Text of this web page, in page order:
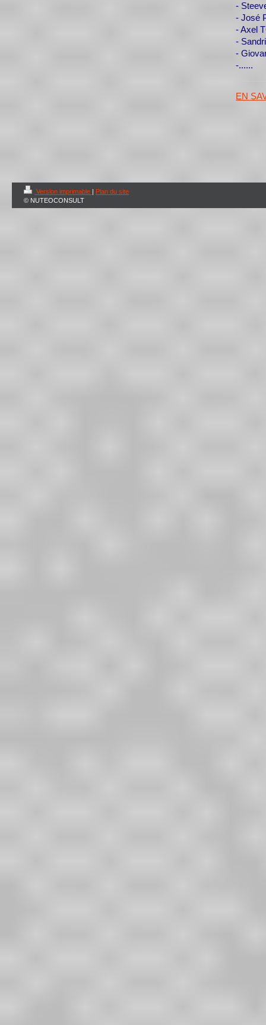
-
- José
- Axel
-
-
-......
EN
Version imprimable | Plan du site
© NUTEOCONSULT